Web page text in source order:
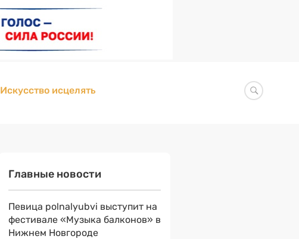
Искусство исцелять
Главные новости
Певица polnalyubvi выступит на
фестивале «Музыка балконов» в
Нижнем Новгороде